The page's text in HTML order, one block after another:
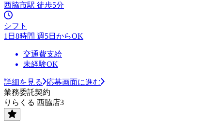
西脇市駅 徒歩5分
シフト
1日8時間 週5日からOK
交通費支給
未経験OK
詳細を見る
応募画面に進む
業務委託契約
りらくる 西脇店3